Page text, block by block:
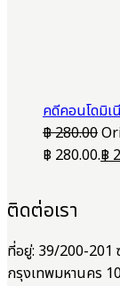
คดีคอนโดมิ
฿280.00
฿ 280.00.฿
ติดต่อเรา
ที่อยู่: 39/200-201
กรุงเทพมหานคร